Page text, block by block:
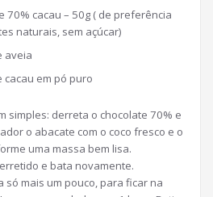
70% cacau – 50g ( de preferência
naturais, sem açúcar)
aveia
em pó puro
simples: derreta o chocolate 70% e
o abacate com o coco fresco e o
uma massa bem lisa.
e bata novamente.
só mais um pouco, para ficar na